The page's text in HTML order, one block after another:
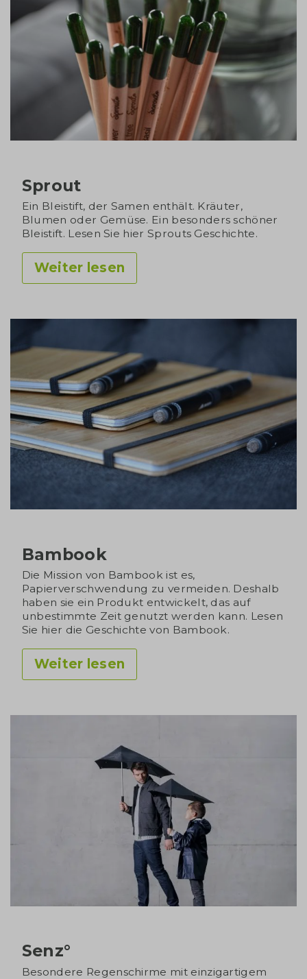
Sprout
Ein Bleistift, der Samen enthält. Kräuter,
Blumen oder Gemüse. Ein besonders schöner
Bleistift. Lesen Sie hier Sprouts Geschichte.
Weiter lesen
Bambook
Die Mission von Bambook ist es,
Papierverschwendung zu vermeiden. Deshalb
haben sie ein Produkt entwickelt, das auf
unbestimmte Zeit genutzt werden kann. Lesen
Sie hier die Geschichte von Bambook.
Weiter lesen
Senz°
Besondere Regenschirme mit einzigartigem